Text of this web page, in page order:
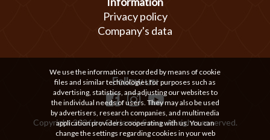
Privacy policy
Company's data
Follow us:
Copyright 2026 by Cukiernia Sowa. All rights reserved.
We use the information recorded by means of cookie
files and similar technologies for purposes such as
advertising, statistics, and adjusting our websites to
the individual needs of users. They may also be used
by advertisers, research companies, and multimedia
application providers cooperating with us. You can
change the settings regarding cookies in your web